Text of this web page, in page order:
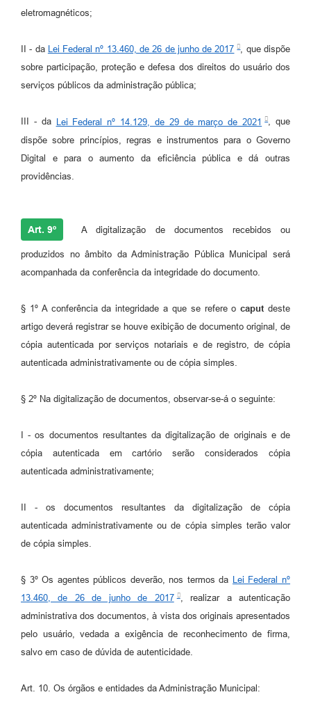
eletromagnéticos;
II - da Lei Federal nº 13.460, de 26 de junho de 2017
, que dispõe
sobre participação, proteção e defesa dos direitos do usuário dos
serviços públicos da administração pública;
III - da Lei Federal nº 14.129, de 29 de março de 2021
, que
dispõe sobre princípios, regras e instrumentos para o Governo
Digital e para o aumento da eficiência pública e dá outras
providências.
Art. 9º A digitalização de documentos recebidos ou
produzidos no âmbito da Administração Pública Municipal será
acompanhada da conferência da integridade do documento.
§ 1º A conferência da integridade a que se refere ocaput deste
artigo deverá registrar se houve exibição de documento original, de
cópia autenticada por serviços notariais e de registro, de cópia
autenticada administrativamente ou de cópia simples.
§ 2º Na digitalização de documentos, observar-se-á o seguinte:
I - os documentos resultantes da digitalização de originais e de
cópia autenticada em cartório serão considerados cópia
autenticada administrativamente;
II - os documentos resultantes da digitalização de cópia
autenticada administrativamente ou de cópia simples terão valor
de cópia simples.
§ 3º Os agentes públicos deverão, nos termos da
Lei Federal nº
13.460, de 26 de junho de 2017 , realizar a autenticação
administrativa dos documentos, à vista dos originais apresentados
pelo usuário, vedada a exigência de reconhecimento de firma,
salvo em caso de dúvida de autenticidade.
Art. 10. Os órgãos e entidades da Administração Municipal: